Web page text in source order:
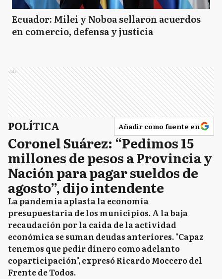
Ecuador: Milei y Noboa sellaron acuerdos
en comercio, defensa y justicia
Ads
POLÍTICA Añadir como fuente en
Coronel Suárez: “Pedimos 15
millones de pesos a Provincia y
Nación para pagar sueldos de
agosto”, dijo intendente
La pandemia aplasta la economía
presupuestaria de los municipios. A la baja
recaudación por la caida de la actividad
económica se suman deudas anteriores. "Capaz
tenemos que pedir dinero como adelanto
coparticipación", expresó Ricardo Moccero del
Frente de Todos.